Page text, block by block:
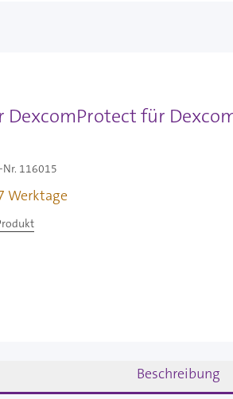
DexcomProtect für
116015
Werktage
Beschreibung